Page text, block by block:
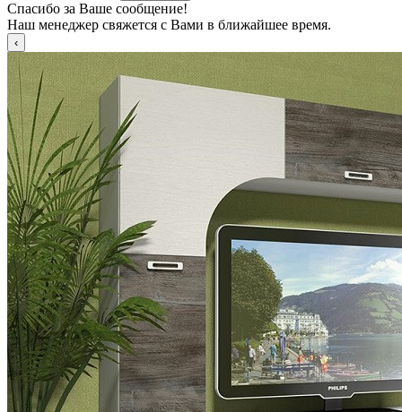
Спасибо за Ваше сообщение!
Наш менеджер свяжется с Вами в ближайшее время.